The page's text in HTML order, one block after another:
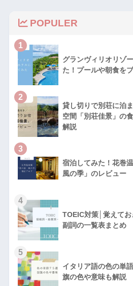
POPULER
1
グランヴィリオリゾ
た！プールや朝食を
2
貸し切りで別荘に泊
空間「別荘佳景」の
解説
3
宿泊してみた！花巻
風の季」のレビュー
4
TOEIC対策│覚えてお
副詞の一覧表まとめ
5
イタリア語の色の単
旗の色や意味も解説